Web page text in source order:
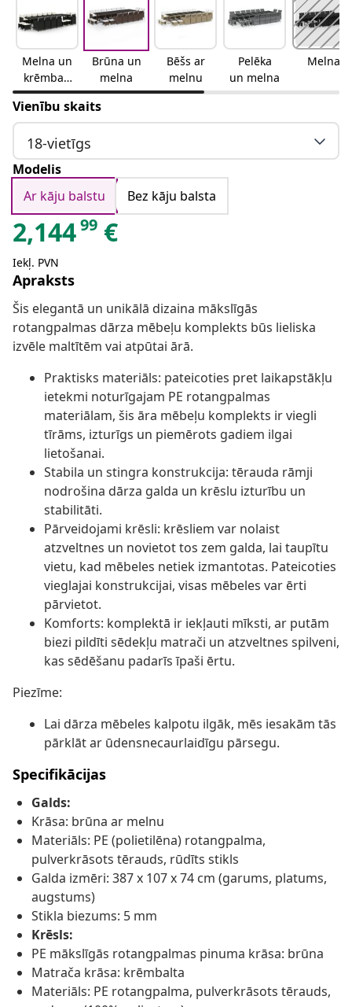
Melna un
krēmbalt
a
Brūna un
melna
Bēšs ar
melnu
Pelēka
un melna
Melna
Vienību skaits
18-vietīgs
Modelis
Ar kāju balstu
Bez kāju balsta
2,14499 €
Iekļ. PVN
Apraksts
Šis elegantā un unikālā dizaina mākslīgās
rotangpalmas dārza mēbeļu komplekts būs lieliska
izvēle maltītēm vai atpūtai ārā.
Praktisks materiāls: pateicoties pret laikapstākļu
ietekmi noturīgajam PE rotangpalmas
materiālam, šis āra mēbeļu komplekts ir viegli
tīrāms, izturīgs un piemērots gadiem ilgai
lietošanai.
Stabila un stingra konstrukcija: tērauda rāmji
nodrošina dārza galda un krēslu izturību un
stabilitāti.
Pārveidojami krēsli: krēsliem var nolaist
atzveltnes un novietot tos zem galda, lai taupītu
vietu, kad mēbeles netiek izmantotas. Pateicoties
vieglajai konstrukcijai, visas mēbeles var ērti
pārvietot.
Komforts: komplektā ir iekļauti mīksti, ar putām
biezi pildīti sēdekļu matrači un atzveltnes spilveni,
kas sēdēšanu padarīs īpaši ērtu.
Piezīme:
Lai dārza mēbeles kalpotu ilgāk, mēs iesakām tās
pārklāt ar ūdensnecaurlaidīgu pārsegu.
Specifikācijas
Galds:
Krāsa: brūna ar melnu
Materiāls: PE (polietilēna) rotangpalma,
pulverkrāsots tērauds, rūdīts stikls
Galda izmēri: 387 x 107 x 74 cm (garums, platums,
augstums)
Stikla biezums: 5 mm
Krēsls:
PE mākslīgās rotangpalmas pinuma krāsa: brūna
Matrača krāsa: krēmbalta
Materiāls: PE rotangpalma, pulverkrāsots tērauds,